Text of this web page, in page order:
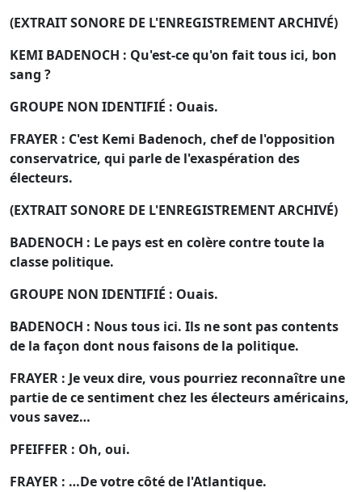
(EXTRAIT SONORE DE L'ENREGISTREMENT ARCHIVÉ)
KEMI BADENOCH : Qu'est-ce qu'on fait tous ici, bon
sang ?
GROUPE NON IDENTIFIÉ : Ouais.
FRAYER : C'est Kemi Badenoch, chef de l'opposition
conservatrice, qui parle de l'exaspération des
électeurs.
(EXTRAIT SONORE DE L'ENREGISTREMENT ARCHIVÉ)
BADENOCH : Le pays est en colère contre toute la
classe politique.
GROUPE NON IDENTIFIÉ : Ouais.
BADENOCH : Nous tous ici. Ils ne sont pas contents
de la façon dont nous faisons de la politique.
FRAYER : Je veux dire, vous pourriez reconnaître une
partie de ce sentiment chez les électeurs américains,
vous savez…
PFEIFFER : Oh, oui.
FRAYER : …De votre côté de l'Atlantique.